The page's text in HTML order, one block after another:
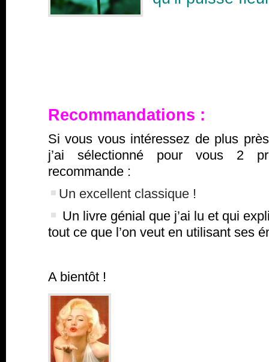
Recommandations :
Si vous vous intéressez de plus
j’ai sélectionné pour vous 2
recommande :
Un excellent classique !
Un livre génial que j’ai lu et qui
tout ce que l’on veut en utilisant ses
A bientôt !